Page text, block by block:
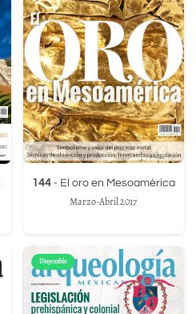
144- El oro en Mesoamérica
Marzo-Abril 2017
Disponible